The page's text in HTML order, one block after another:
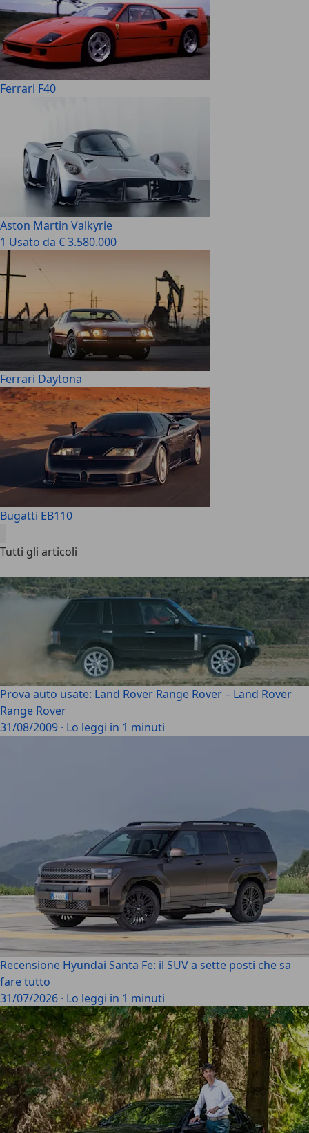
Ferrari F40
Aston Martin Valkyrie
1 Usato da € 3.580.000
Ferrari Daytona
Bugatti EB110
Tutti gli articoli
Prova auto usate: Land Rover Range Rover – Land Rover
Range Rover
31/08/2009 · Lo leggi in 1 minuti
Recensione Hyundai Santa Fe: il SUV a sette posti che sa
fare tutto
31/07/2026 · Lo leggi in 1 minuti